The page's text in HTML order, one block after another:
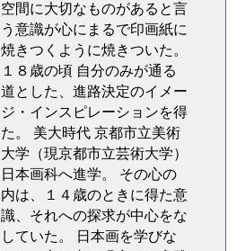
空間に大切なものがあると言
う意識が心にまるで印画紙に
焼きつくように焼きついた。
１８歳の頃 自分のみが通る
道とした、進路決定のイメー
ジ・インスピレーションを得
た。 美大時代 京都市立美術
大学（現京都市立芸術大学）
日本画科へ進学。 その心の
内は、１４歳のときに得た意
識、それへの探求が中心をな
していた。 日本画を学びな